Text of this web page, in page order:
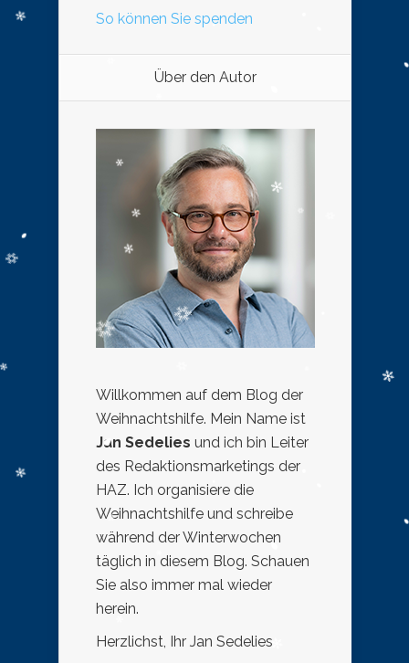
So können Sie spenden
Über den Autor
Willkommen auf dem Blog der
Weihnachtshilfe. Mein Name ist
Jan Sedelies und ich bin Leiter
des Redaktionsmarketings der
HAZ. Ich organisiere die
Weihnachtshilfe und schreibe
während der Winterwochen
täglich in diesem Blog. Schauen
Sie also immer mal wieder
herein.
Herzlichst, Ihr Jan Sedelies